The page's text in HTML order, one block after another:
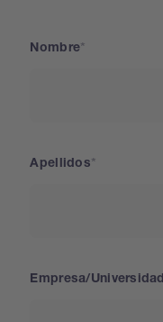
Nombre
Apellidos
Empresa/Universidad